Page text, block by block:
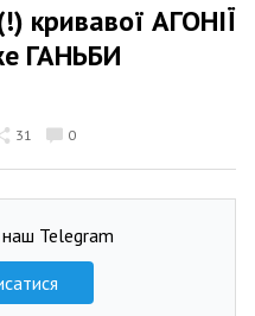
кривавої АГОНІЇ
ГАНЬБИ
31 0
наш Telegram